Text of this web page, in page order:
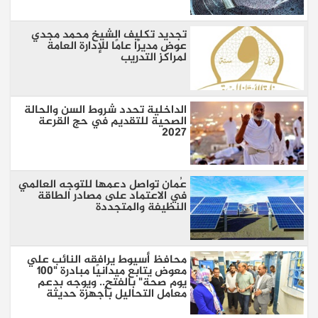
تجديد تكليف الشيخ محمد مجدي
عوض مديرًا عامًا للإدارة العامة
لمراكز التدريب
الداخلية تحدد شروط السن والحالة
الصحية للتقديم في حج القرعة
2027
عُمان تواصل دعمها للتوجه العالمي
في الاعتماد على مصادر الطاقة
النظيفة والمتجددة
محافظ أسيوط يرافقه النائب علي
معوض يتابع ميدانيًا مبادرة "100
يوم صحة" بالفتح.. ويوجه بدعم
معامل التحاليل بأجهزة حديثة